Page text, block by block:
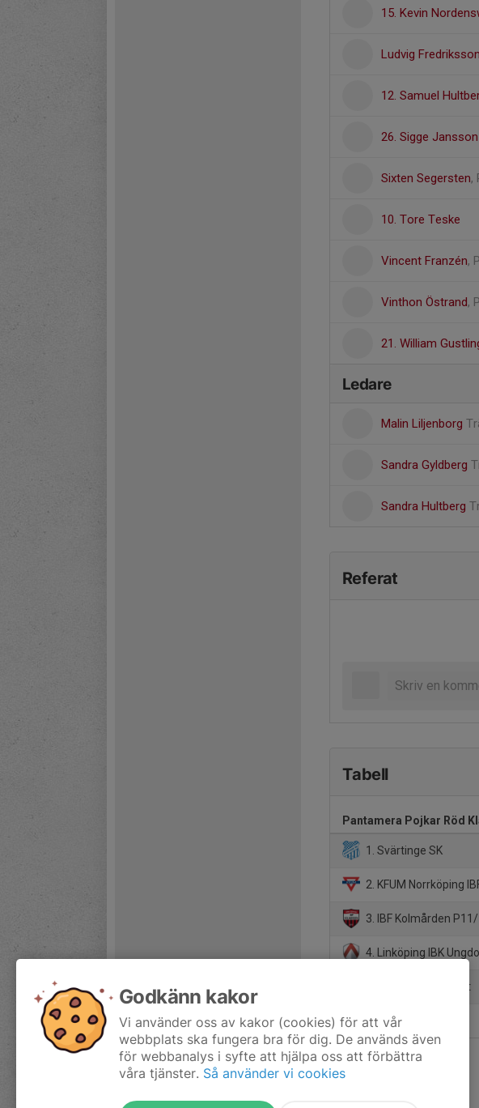
15. Kevin
Ludvig Fredriksson
12. Samuel
26. Sigge Jansson
Sixten Segersten,
10. Tore Teske
Vincent Franzén,
Vinthon Östrand,
21. William
Ledare
Malin Liljenborg
Sandra Gyldberg
Sandra Hultberg
Referat
Tabell
Pantamera Pojkar Röd
1. Svärtinge SK
2. KFUM Norrköping
3. IBF Kolmården
4. Linköping IBK
5. Hjulsbro IK P 13 Vit
6. Ledberg IBF P 13
Godkänn kakor
Vi använder oss av kakor (cookies) för att vår
webbplats ska fungera bra för dig. De används även
för webbanalys i syfte att hjälpa oss att förbättra
våra tjänster. Så använder vi cookies